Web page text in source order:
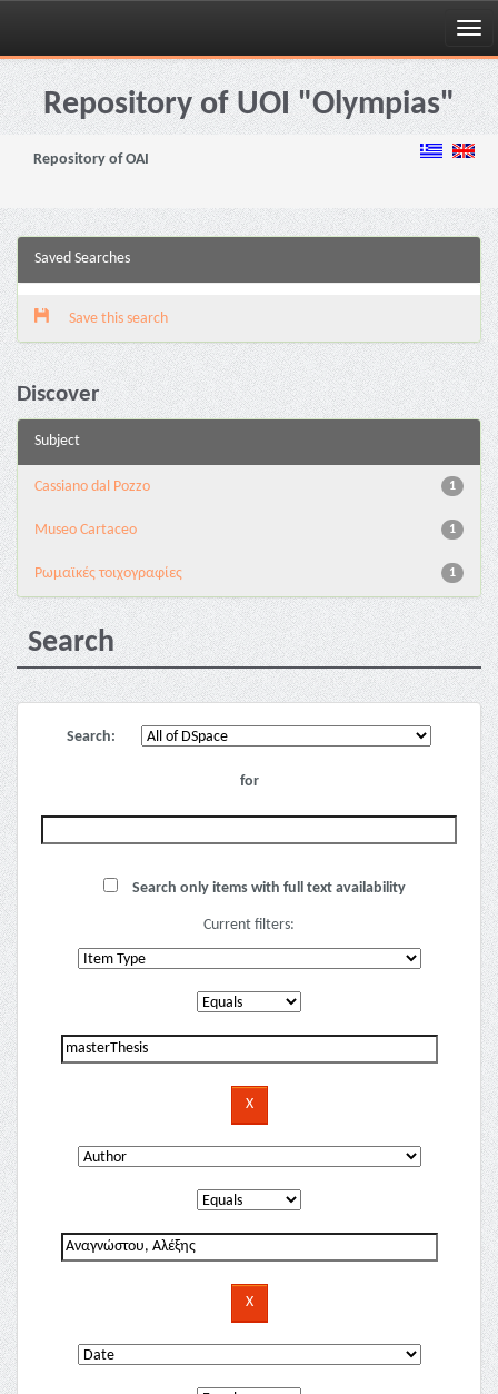
Skip
navigationRepository of UOI "Olympias"
Repository of OAI
Saved Searches
Save this search
Discover
Subject
1
Cassiano dal Pozzo
1
Museo Cartaceo
1
Ρωμαϊκές τοιχογραφίες
Search
Search:
for
Search only items with full text availability
Current filters: